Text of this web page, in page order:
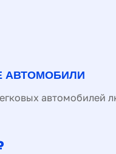
АВТОМОБИЛИ
автомобилей